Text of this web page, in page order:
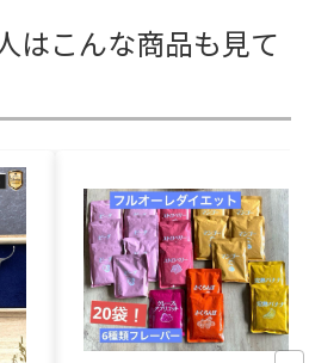
はこんな商品も見て